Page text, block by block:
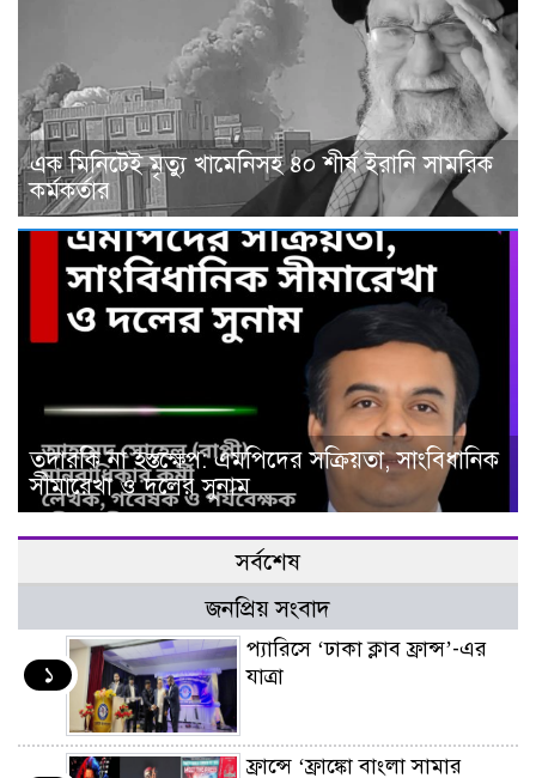
এক মিনিটেই মৃত্যু খামেনিসহ ৪০ শীর্ষ ইরানি সামরিক
কর্মকর্তার
তদারকি না হস্তক্ষেপ: এমপিদের সক্রিয়তা, সাংবিধানিক
সীমারেখা ও দলের সুনাম
সর্বশেষ
জনপ্রিয় সংবাদ
১
প্যারিসে ‘ঢাকা ক্লাব ফ্রান্স’-এর
যাত্রা
ফ্রান্সে ‘ফ্রাঙ্কো বাংলা সামার